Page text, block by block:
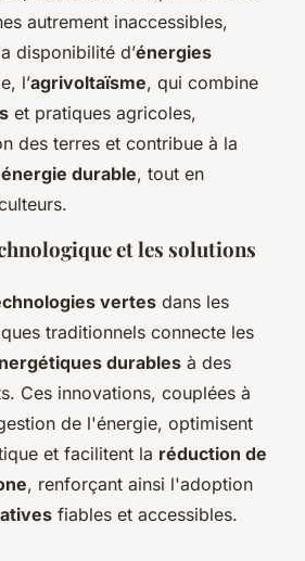
autrement inaccessibles,
disponibilité d’énergies
l’agrivoltaïsme, qui combine
et pratiques agricoles,
des terres et contribue à la
durable, tout en
et les solutions
vertes dans les
traditionnels connecte les
durables à des
Ces innovations, couplées à
de l'énergie, optimisent
et facilitent la réduction de
, renforçant ainsi l'adoption
fiables et accessibles.